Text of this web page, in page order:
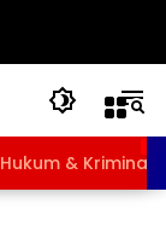
Hukum & Kriminal